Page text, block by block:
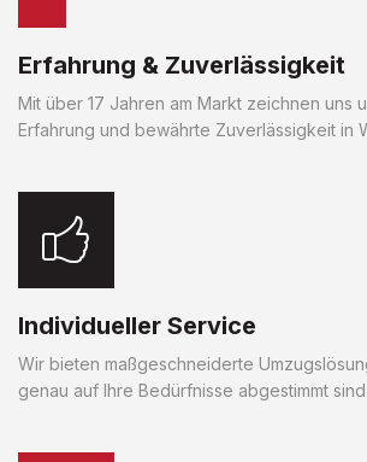
Erfahrung & Zuverlässigkeit
Mit über 17 Jahren am Markt zeichnen uns
Erfahrung und bewährte Zuverlässigkeit in
Individueller Service
Wir bieten maßgeschneiderte
genau auf Ihre Bedürfnisse abgestimmt sind.